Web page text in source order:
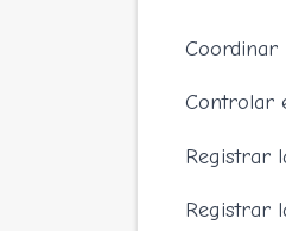
Coordinar
Controlar
Registrar
Registrar